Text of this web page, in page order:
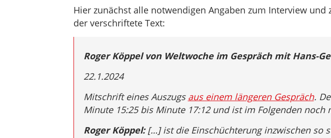
Hier zunächst alle notwendigen Angaben zum Interview und
der verschriftete Text:
Roger Köppel von Weltwocheim Gespräch mit Hans-
22.1.2024
Mitschrift eines Auszugs aus einem längeren Gespräch.
Minute 15:25 bis Minute 17:12 und ist im Folgenden noch
Roger Köppel:[…] ist die Einschüchterung inzwischen so